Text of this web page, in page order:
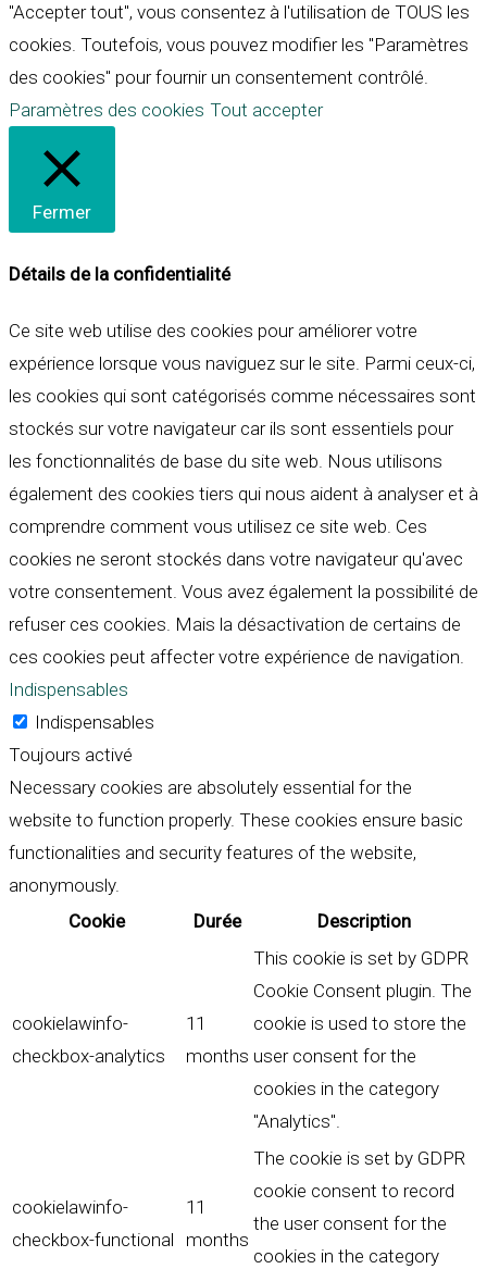
"Accepter tout", vous consentez à l'utilisation de TOUS les
cookies. Toutefois, vous pouvez modifier les "Paramètres
des cookies" pour fournir un consentement contrôlé.
Paramètres des cookies Tout accepter
Fermer
Détails de la confidentialité
Ce site web utilise des cookies pour améliorer votre
expérience lorsque vous naviguez sur le site. Parmi ceux-ci,
les cookies qui sont catégorisés comme nécessaires sont
stockés sur votre navigateur car ils sont essentiels pour
les fonctionnalités de base du site web. Nous utilisons
également des cookies tiers qui nous aident à analyser et à
comprendre comment vous utilisez ce site web. Ces
cookies ne seront stockés dans votre navigateur qu'avec
votre consentement. Vous avez également la possibilité de
refuser ces cookies. Mais la désactivation de certains de
ces cookies peut affecter votre expérience de navigation.
Indispensables
Indispensables
Toujours activé
Necessary cookies are absolutely essential for the
website to function properly. These cookies ensure basic
functionalities and security features of the website,
anonymously.
Cookie
Durée Description
cookielawinfo-
checkbox-analytics
11
months
This cookie is set by GDPR
Cookie Consent plugin. The
cookie is used to store the
user consent for the
cookies in the category
"Analytics".
cookielawinfo-
checkbox-functional
11
months
The cookie is set by GDPR
cookie consent to record
the user consent for the
cookies in the category